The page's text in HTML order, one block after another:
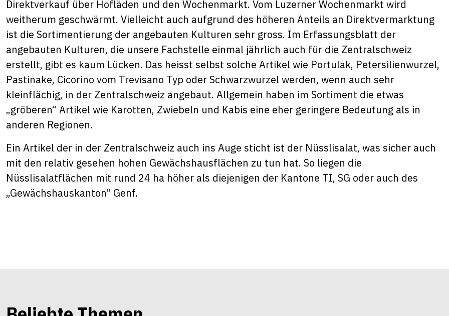
Direktverkauf über Hofläden und den Wochenmarkt. Vom Luzerner Wochenmarkt wird
weitherum geschwärmt. Vielleicht auch aufgrund des höheren Anteils an Direktvermarktung
ist die Sortimentierung der angebauten Kulturen sehr gross. Im Erfassungsblatt der
angebauten Kulturen, die unsere Fachstelle einmal jährlich auch für die Zentralschweiz
erstellt, gibt es kaum Lücken. Das heisst selbst solche Artikel wie Portulak, Petersilienwurzel,
Pastinake, Cicorino vom Trevisano Typ oder Schwarzwurzel werden, wenn auch sehr
kleinflächig, in der Zentralschweiz angebaut. Allgemein haben im Sortiment die etwas
„gröberen“ Artikel wie Karotten, Zwiebeln und Kabis eine eher geringere Bedeutung als in
anderen Regionen.
Ein Artikel der in der Zentralschweiz auch ins Auge sticht ist der Nüsslisalat, was sicher auch
mit den relativ gesehen hohen Gewächshausflächen zu tun hat. So liegen die
Nüsslisalatflächen mit rund 24 ha höher als diejenigen der Kantone TI, SG oder auch des
„Gewächshauskanton“ Genf.